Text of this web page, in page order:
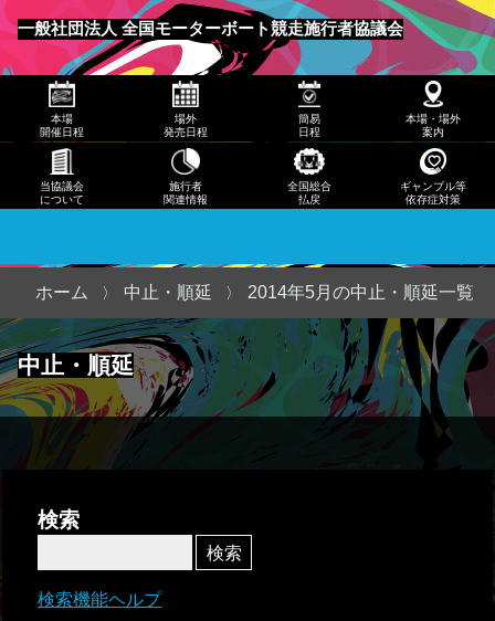
一般社団法人 全国モーターボート競走施行者協議会
メニュー
発売
日程
日程
本
場・
案内
当協
議会
につ
いて
本場
開催日程
場外
発売日程
簡易
日程
本場・場外
案内
当協議会
について
施行者
関連情報
全国総合
払戻
ギャンブル等
依存症対策
中止・順延
ホーム 中止・順延 2014年5月の中止・順延一覧
検索
検索機能ヘルプ